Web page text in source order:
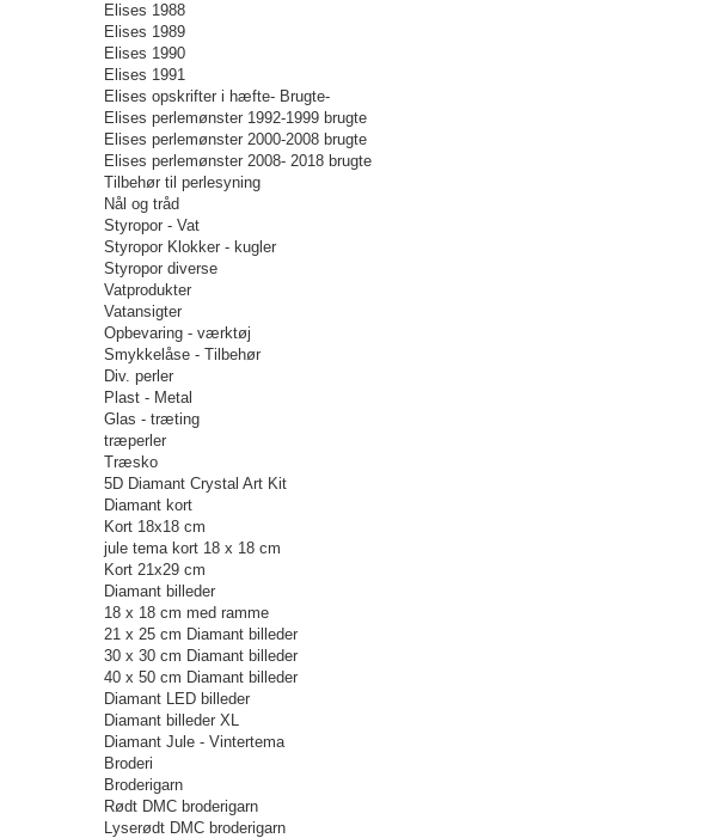
Elises 1988
Elises 1989
Elises 1990
Elises 1991
Elises opskrifter i hæfte- Brugte-
Elises perlemønster 1992-1999 brugte
Elises perlemønster 2000-2008 brugte
Elises perlemønster 2008- 2018 brugte
Tilbehør til perlesyning
Nål og tråd
Styropor - Vat
Styropor Klokker - kugler
Styropor diverse
Vatprodukter
Vatansigter
Opbevaring - værktøj
Smykkelåse - Tilbehør
Div. perler
Plast - Metal
Glas - træting
træperler
Træsko
5D Diamant Crystal Art Kit
Diamant kort
Kort 18x18 cm
jule tema kort 18 x 18 cm
Kort 21x29 cm
Diamant billeder
18 x 18 cm med ramme
21 x 25 cm Diamant billeder
30 x 30 cm Diamant billeder
40 x 50 cm Diamant billeder
Diamant LED billeder
Diamant billeder XL
Diamant Jule - Vintertema
Broderi
Broderigarn
Rødt DMC broderigarn
Lyserødt DMC broderigarn